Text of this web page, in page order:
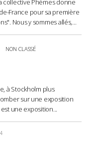
collective Phèmes donne
France pour sa première
Nous y sommes allés,...
NON CLASSÉ
à Stockholm plus
sur une exposition
une exposition...